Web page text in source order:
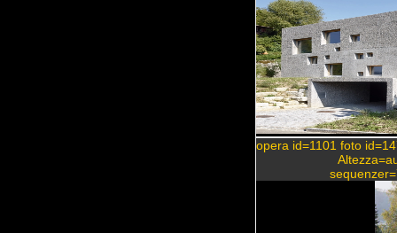
opera id=1101 foto